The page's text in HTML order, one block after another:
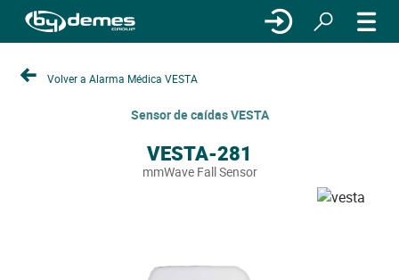
Volver a Alarma Médica VESTA
Sensor de caídas VESTA
VESTA-281
mmWave Fall Sensor